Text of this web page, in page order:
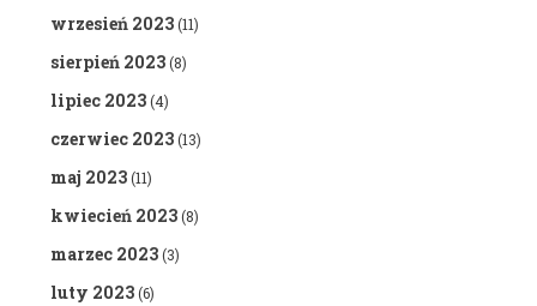
wrzesień 2023(11)
sierpień 2023(8)
lipiec 2023(4)
czerwiec 2023(13)
maj 2023(11)
kwiecień 2023(8)
marzec 2023(3)
luty 2023(6)